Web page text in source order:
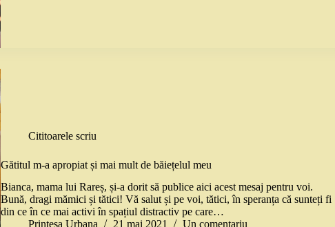
Cititoarele scriu
Gătitul m-a apropiat și mai mult de băiețelul meu
Bianca, mama lui Rareș, și-a dorit să publice aici acest mesaj pentru voi.
Bună, dragi mămici și tătici! Vă salut și pe voi, tătici, în speranța că sunteți fi
din ce în ce mai activi în spațiul distractiv pe care…
Printesa Urbana
21 mai 2021 Un comentariu